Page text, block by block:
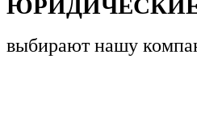
выбирают нашу